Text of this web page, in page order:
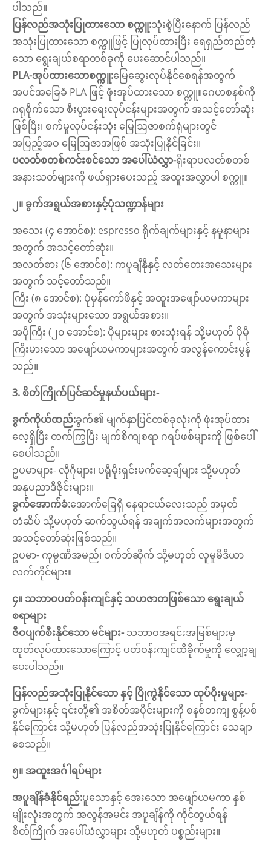
ပါသည်။
ပြန်လည်အသုံးပြုထားသော စက္ကူ:သုံးစွဲပြီးနောက် ပြန်လည်
အသုံးပြုထားသော စက္ကူဖြင့် ပြုလုပ်ထားပြီး ရေရှည်တည်တံ့
သော ရွေးချယ်စရာတစ်ခုကို ပေးဆောင်ပါသည်။
PLA-အုပ်ထားသောစက္ကူ:မြေဆွေးလုပ်နိုင်စေရန်အတွက်
အပင်အခြေခံ PLA ဖြင့် ဖုံးအုပ်ထားသော စက္ကူ။ဂေဟစနစ်ကို
ဂရုစိုက်သော စီးပွားရေးလုပ်ငန်းများအတွက် အသင့်တော်ဆုံး
ဖြစ်ပြီး၊ စက်မှုလုပ်ငန်းသုံး မြေဩဇာစက်ရုံများတွင်
အပြည့်အဝ မြေဩဇာအဖြစ် အသုံးပြုနိုင်ခြင်း။
ပလတ်စတစ်ကင်းစင်သော အပေါ်ယံလွှာ-ရိုးရာပလတ်စတစ်
အနားသတ်များကို ဖယ်ရှားပေးသည့် အထူးအလွှာပါ စက္ကူ။
၂။ ခွက်အရွယ်အစားနှင့်ပုံသဏ္ဍာန်များ
အသေး (၄ အောင်စ): espresso ရိုက်ချက်များနှင့် နမူနာများ
အတွက် အသင့်တော်ဆုံး။
အလတ်စား (၆ အောင်စ): ကပူချီနိုနှင့် လတ်တေးအသေးများ
အတွက် သင့်တော်သည်။
ကြီး (၈ အောင်စ): ပုံမှန်ကော်ဖီနှင့် အထူးအဖျော်ယမကာများ
အတွက် အသုံးများသော အရွယ်အစား။
အပိုကြီး (၂၀ အောင်စ): ပိုများများ စားသုံးရန် သို့မဟုတ် ပိုမို
ကြီးမားသော အဖျော်ယမကာများအတွက် အလွန်ကောင်းမွန်
သည်။
3. စိတ်ကြိုက်ပြင်ဆင်မှုနယ်ပယ်များ-
ခွက်ကိုယ်ထည်:ခွက်၏ မျက်နှာပြင်တစ်ခုလုံးကို ဖုံးအုပ်ထား
လေ့ရှိပြီး တက်ကြွပြီး မျက်စိကျစရာ ဂရပ်ဖစ်များကို ဖြစ်ပေါ်
စေပါသည်။
ဥပမာများ- လိုဂိုများ၊ ပရိုမိုးရှင်းမက်ဆေ့ချ်များ သို့မဟုတ်
အနုပညာဒီဇိုင်းများ။
ခွက်အောက်ခံ:အောက်ခြေရှိ နေရာငယ်လေးသည် အမှတ်
တံဆိပ် သို့မဟုတ် ဆက်သွယ်ရန် အချက်အလက်များအတွက်
အသင့်တော်ဆုံးဖြစ်သည်။
ဥပမာ- ကုမ္ပဏီအမည်၊ ဝက်ဘ်ဆိုက် သို့မဟုတ် လူမှုမီဒီယာ
လက်ကိုင်များ။
၄။ သဘာဝပတ်ဝန်းကျင်နှင့် သဟဇာတဖြစ်သော ရွေးချယ်
စရာများ
ဇီဝပျက်စီးနိုင်သော မင်များ- သဘာဝအရင်းအမြစ်များမှ
ထုတ်လုပ်ထားသောကြောင့် ပတ်ဝန်းကျင်ထိခိုက်မှုကို လျှော့ချ
ပေးပါသည်။
ပြန်လည်အသုံးပြုနိုင်သော နှင့် ပြိုကွဲနိုင်သော ထုပ်ပိုးမှုများ-
ခွက်များနှင့် ၎င်းတို့၏ အစိတ်အပိုင်းများကို စနစ်တကျ စွန့်ပစ်
နိုင်ကြောင်း သို့မဟုတ် ပြန်လည်အသုံးပြုနိုင်ကြောင်း သေချာ
စေသည်။
၅။ အထူးအင်္ဂါရပ်များ
အပူချိန်ခံနိုင်ရည်:ပူသောနှင့် အေးသော အဖျော်ယမကာ နှစ်
မျိုးလုံးအတွက် အလွန်အမင်း အပူချိန်ကို ကိုင်တွယ်ရန်
စိတ်ကြိုက် အပေါ်ယံလွှာများ သို့မဟုတ် ပစ္စည်းများ။